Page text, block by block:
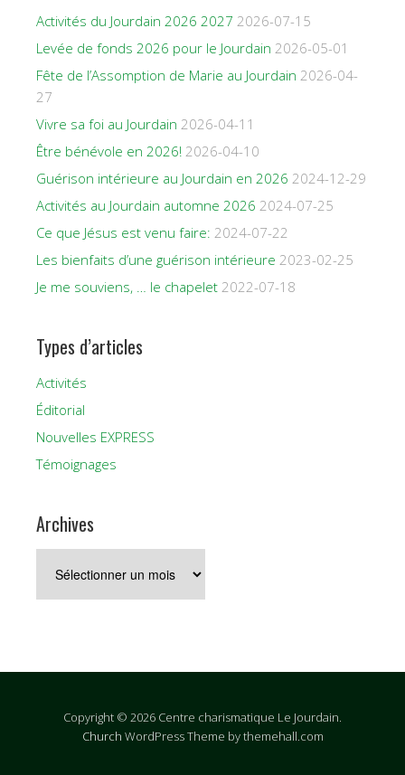
Activités du Jourdain 2026 2027 2026-07-15
Levée de fonds 2026 pour le Jourdain 2026-05-01
Fête de l’Assomption de Marie au Jourdain 2026-04-
27
Vivre sa foi au Jourdain 2026-04-11
Être bénévole en 2026! 2026-04-10
Guérison intérieure au Jourdain en 2026 2024-12-29
Activités au Jourdain automne 2026 2024-07-25
Ce que Jésus est venu faire: 2024-07-22
Les bienfaits d’une guérison intérieure 2023-02-25
Je me souviens, … le chapelet 2022-07-18
Types d’articles
Activités
Éditorial
Nouvelles EXPRESS
Témoignages
Archives
Copyright © 2026 Centre charismatique Le Jourdain.
Church WordPress Theme by themehall.com